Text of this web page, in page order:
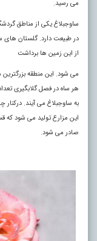
می رسید.
ساوجبلاغ یکی از مناطق
از این زمین ها برداشت
می شود. این منطقه
هر ساه در فصل گلابگیری
به ساوجبلاغ می آیند.
این مزارع تولید می شود
صادر می شود.